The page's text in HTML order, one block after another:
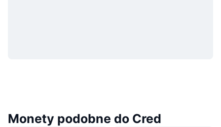
Monety podobne do Cred